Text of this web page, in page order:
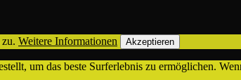
Weitere Informationen Akzeptieren
um das beste Surferlebnis zu ermöglichen.